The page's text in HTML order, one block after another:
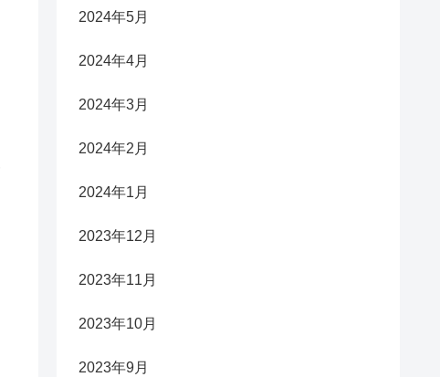
2024年5月
2024年4月
2024年3月
2024年2月
2024年1月
2023年12月
2023年11月
2023年10月
2023年9月